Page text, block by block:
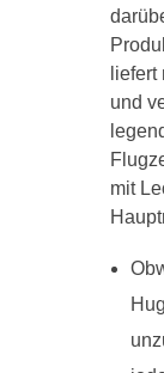
und
mit